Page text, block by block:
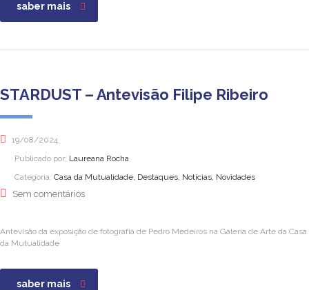
saber mais
STARDUST – Antevisão Filipe Ribeiro
19/08/2024
Publicado por: Laureana Rocha
Categoria: Casa da Mutualidade, Destaques, Notícias, Novidades
Sem comentários
Antevisão da exposição de fotografia de Pedro Medeiros na Galeria de Arte da Casa
da Mutualidade
saber mais